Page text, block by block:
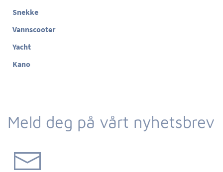
Snekke
Vannscooter
Yacht
Kano
Meld deg på vårt nyhetsbrev